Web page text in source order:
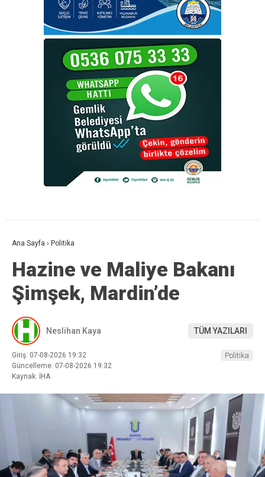
Ana Sayfa › Politika
Hazine ve Maliye Bakanı
Şimşek, Mardin’de
Neslihan Kaya TÜM YAZILARI
Giriş: 07-08-2026 19:32
Güncelleme: 07-08-2026 19:32
Kaynak: İHA
Politika